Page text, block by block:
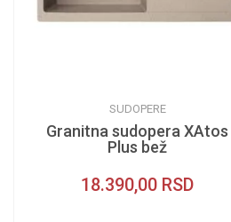
SUDOPERE
Granitna sudopera XAtos
Plus bež
18.390,00 RSD